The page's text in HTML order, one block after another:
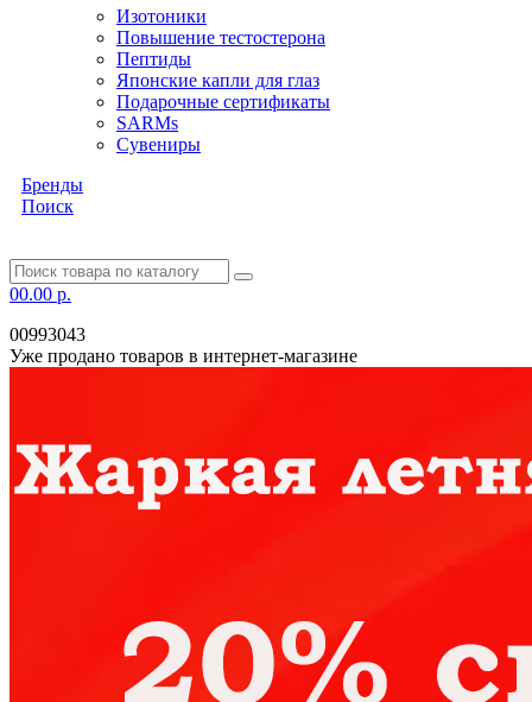
Изотоники
Повышение тестостерона
Пептиды
Японские капли для глаз
Подарочные сертификаты
SARMs
Сувениры
Бренды
Поиск
00.00 р.
00993043
Уже продано товаров в интернет-магазине